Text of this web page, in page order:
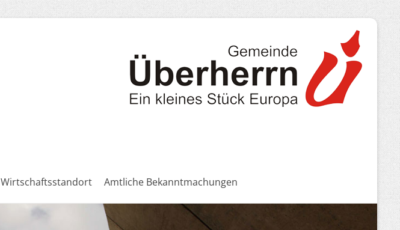
Wirtschaftsstandort Amtliche Bekanntmachungen